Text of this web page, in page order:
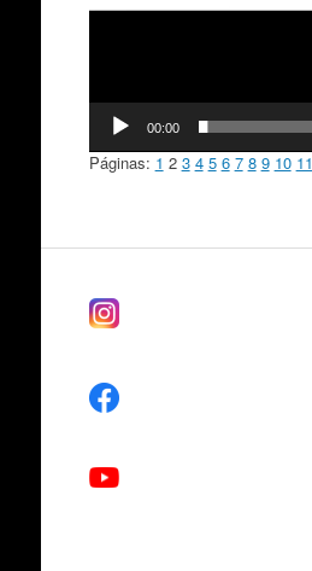
00:00
Páginas: 1 2 3 4 5 6 7 8 9 10 11